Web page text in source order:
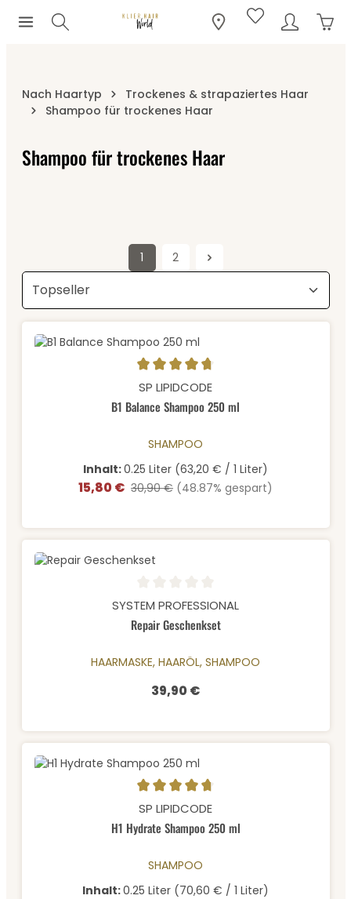
Zum Hauptinhalt springen
Nach Haartyp
Trockenes & strapaziertes Haar
Shampoo für trockenes Haar
Shampoo für trockenes Haar
Seite
1 Seite
2
Durchschnittliche Bewertung von 4.67 von 5 Sternen
SP LIPIDCODE
B1 Balance Shampoo 250 ml
SHAMPOO
Inhalt:0.25 Liter (63,20 € / 1 Liter)
Verkaufspreis:
15,80 € Regulärer Preis:
30,90 € (48.87% gespart)
Durchschnittliche Bewertung von 0 von 5 Sternen
SYSTEM PROFESSIONAL
Repair Geschenkset
HAARMASKE, HAARÖL, SHAMPOO
Regulärer Preis:
39,90 €
Durchschnittliche Bewertung von 4.75 von 5 Sternen
SP LIPIDCODE
H1 Hydrate Shampoo 250 ml
SHAMPOO
Inhalt:0.25 Liter (70,60 € / 1 Liter)